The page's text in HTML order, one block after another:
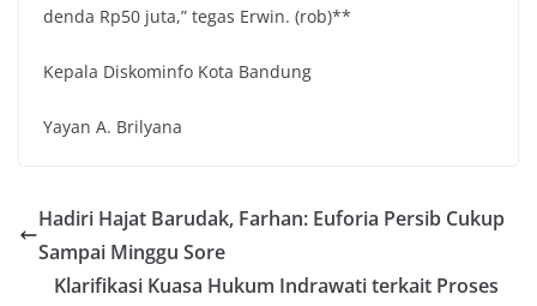
denda Rp50 juta,” tegas Erwin. (rob)**
Kepala Diskominfo Kota Bandung
Yayan A. Brilyana
Hadiri Hajat Barudak, Farhan: Euforia Persib Cukup
Sampai Minggu Sore
Klarifikasi Kuasa Hukum Indrawati terkait Proses